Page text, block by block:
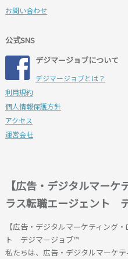
お問い合わせ
公式SNS
デジマージョブについて
デジマージョブとは？
利用規約
個人情報保護方針
アクセス
運営会社
【広告・デジタルマー
ラス転職エージェント
【広告・デジタルマーケティング
ト デジマージョブ™
私たちは、広告・デジタルマーケ